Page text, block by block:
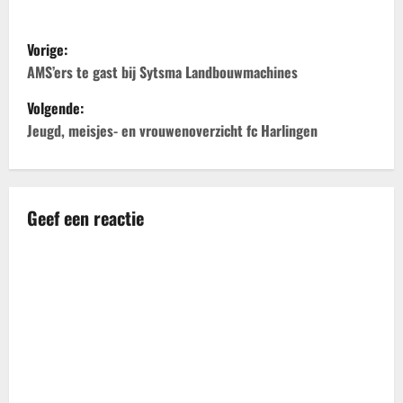
B
e
r
h
Vorige:
AMS’ers te gast bij Sytsma Landbouwmachines
Volgende:
Jeugd, meisjes- en vrouwenoverzicht fc Harlingen
Geef een reactie